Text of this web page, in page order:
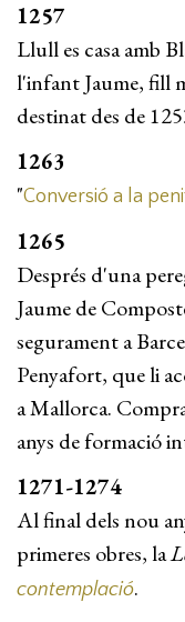
1257
Llull es casa amb
l'infant Jaume, fill
destinat des de
1263
"Conversió a la
1265
Després d'una
Jaume de
segurament a
Penyafort, que li
a Mallorca.
anys de formació
1271-1274
Al final dels nou
primeres obres, la
contempla­ció.